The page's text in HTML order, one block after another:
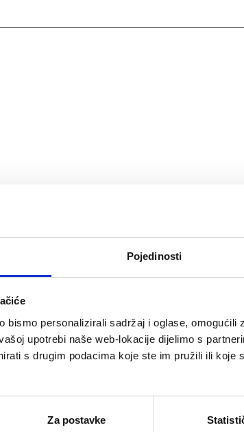
Pojedinosti
bismo personalizirali sadržaj i oglase, omogućili
upotrebi naše web-lokacije dijelimo s
s drugim podacima koje ste im pružili ili koje
Za postavke